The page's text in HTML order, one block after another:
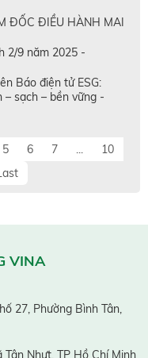
ĐỐC ĐIỀU HÀNH MAI
2/9 năm 2025 -
Báo điện tử ESG:
sạch – bền vững -
5 6 7
10
VINA
27, Phường Bình Tân,
Nhựt, TP Hồ Chí Minh